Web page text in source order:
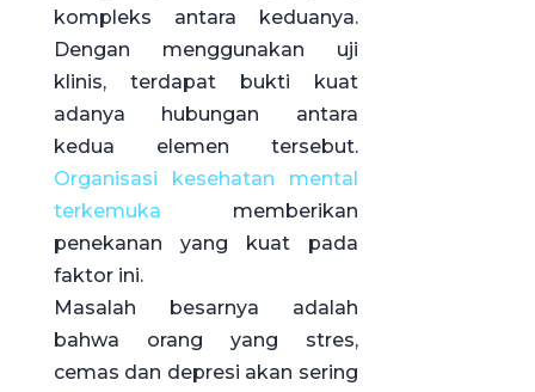
kompleks antara keduanya.
Dengan menggunakan uji
klinis, terdapat bukti kuat
adanya hubungan antara
kedua elemen tersebut.
Organisasi kesehatan mental
terkemuka memberikan
penekanan yang kuat pada
faktor ini.
Masalah besarnya adalah
bahwa orang yang stres,
cemas dan depresi akan sering